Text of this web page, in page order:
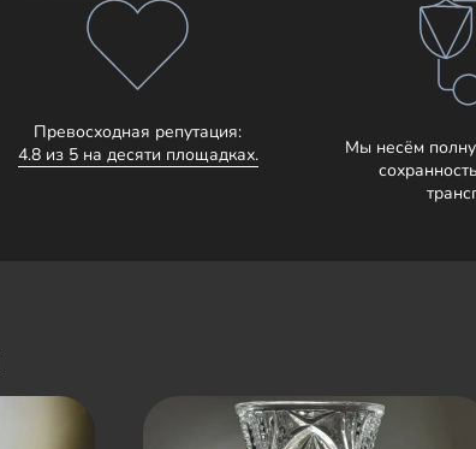
Превосходная репутация:
4.8 из 5 на десяти площадках.
Мы несём